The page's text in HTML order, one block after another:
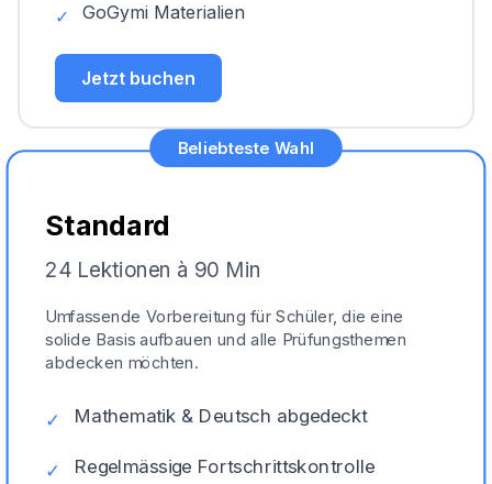
✓ GoGymi Materialien
Jetzt buchen
Beliebteste Wahl
Standard
24 Lektionen à 90 Min
Umfassende Vorbereitung für Schüler, die eine
solide Basis aufbauen und alle Prüfungsthemen
abdecken möchten.
✓ Mathematik & Deutsch abgedeckt
✓ Regelmässige Fortschrittskontrolle